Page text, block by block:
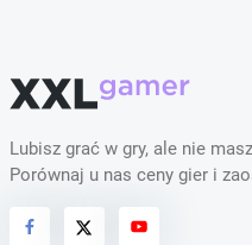
Lubisz grać w gry, ale nie
Porównaj u nas ceny gier i